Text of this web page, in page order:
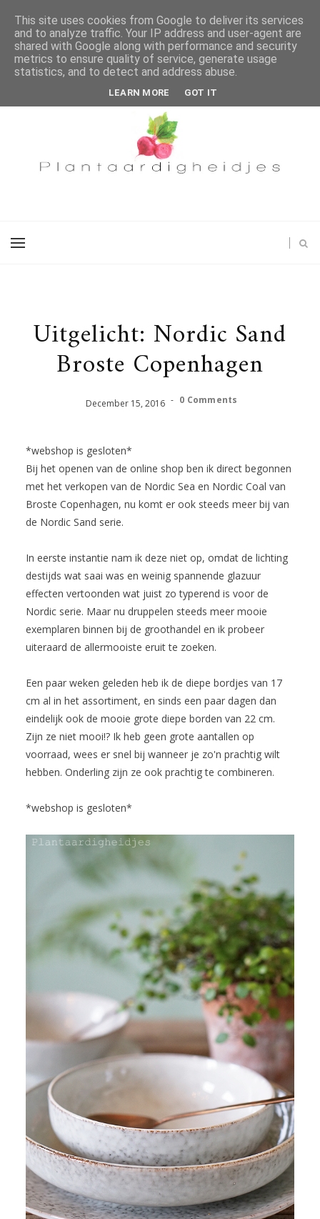
Uitgelicht: Nordic Sand
Broste Copenhagen
December 15,2016 - 0 Comments
*webshop is gesloten*
Bij het openen van de online shop ben ik direct begonnen
met het verkopen van de Nordic Sea en Nordic Coal van
Broste Copenhagen, nu komt er ook steeds meer bij van
de Nordic Sand serie.
In eerste instantie nam ik deze niet op, omdat de lichting
destijds wat saai was en weinig spannende glazuur
effecten vertoonden wat juist zo typerend is voor de
Nordic serie. Maar nu druppelen steeds meer mooie
exemplaren binnen bij de groothandel en ik probeer
uiteraard de allermooiste eruit te zoeken.
Een paar weken geleden heb ik de diepe bordjes van 17
cm al in het assortiment, en sinds een paar dagen dan
eindelijk ook de mooie grote diepe borden van 22 cm.
Zijn ze niet mooi!? Ik heb geen grote aantallen op
voorraad, wees er snel bij wanneer je zo'n prachtig wilt
hebben. Onderling zijn ze ook prachtig te combineren.
*webshop is gesloten*
This site uses cookies from Google to deliver its services
and to analyze traffic. Your IP address and user-agent are
shared with Google along with performance and security
metrics to ensure quality of service, generate usage
statistics, and to detect and address abuse.
LEARN MORE GOT IT